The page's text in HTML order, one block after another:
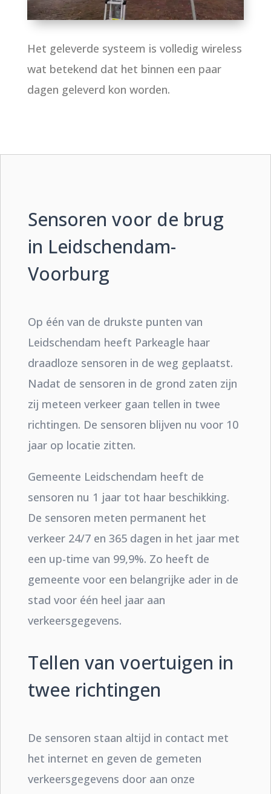
Het geleverde systeem is volledig wireless
wat betekend dat het binnen een paar
dagen geleverd kon worden.
Sensoren voor de brug
in Leidschendam-
Voorburg
Op één van de drukste punten van
Leidschendam heeft Parkeagle haar
draadloze sensoren in de weg geplaatst.
Nadat de sensoren in de grond zaten zijn
zij meteen verkeer gaan tellen in twee
richtingen. De sensoren blijven nu voor 10
jaar op locatie zitten.
Gemeente Leidschendam heeft de
sensoren nu 1 jaar tot haar beschikking.
De sensoren meten permanent het
verkeer 24/7 en 365 dagen in het jaar met
een up-time van 99,9%. Zo heeft de
gemeente voor een belangrijke ader in de
stad voor één heel jaar aan
verkeersgegevens.
Tellen van voertuigen in
twee richtingen
De sensoren staan altijd in contact met
het internet en geven de gemeten
verkeersgegevens door aan onze